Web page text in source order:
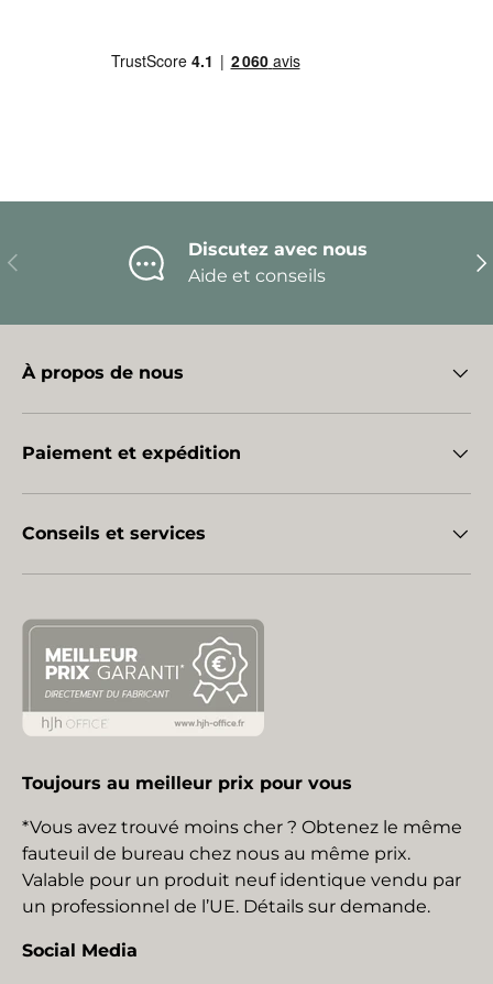
Précédent
Discutez avec nous
Aide et conseils
À propos de nous
Paiement et expédition
Conseils et services
Toujours au meilleur prix pour vous
*Vous avez trouvé moins cher ? Obtenez le même
fauteuil de bureau chez nous au même prix.
Valable pour un produit neuf identique vendu par
un professionnel de l’UE. Détails sur demande.
Social Media